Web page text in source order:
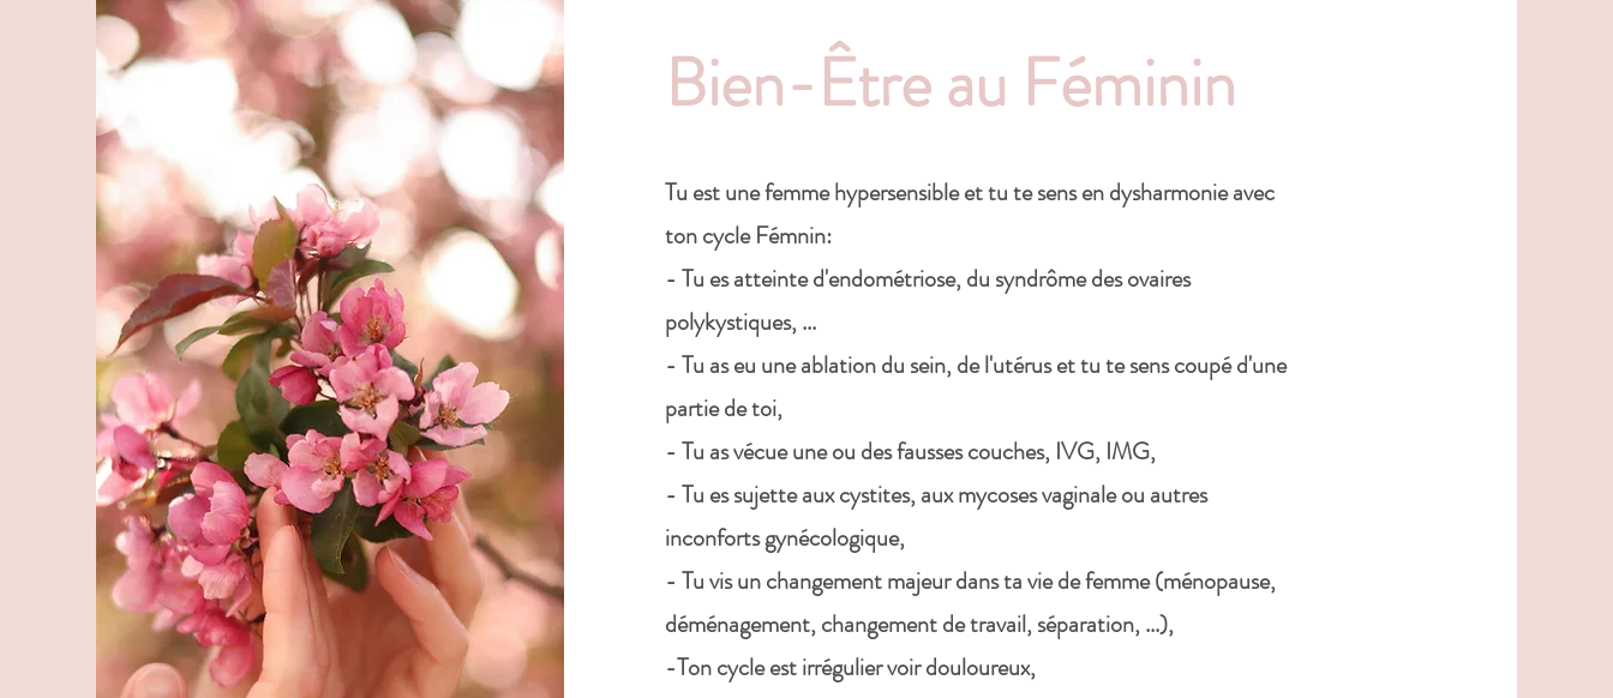
Bien-Être au Féminin
Tu est une femme hypersensible et tu te sens en dysharmonie avec
ton cycle Fémnin:
- Tu es atteinte d'endométriose, du syndrôme des ovaires
polykystiques, ...
- Tu as eu une ablation du sein, de l'utérus et tu te sens coupé d'une
partie de toi,
- Tu as vécue une ou des fausses couches, IVG, IMG,
- Tu es sujette aux cystites, aux mycoses vaginale ou autres
inconforts gynécologique,
- Tu vis un changement majeur dans ta vie de femme (ménopause,
déménagement, changement de travail, séparation, ...),
-Ton cycle est irrégulier voir douloureux,